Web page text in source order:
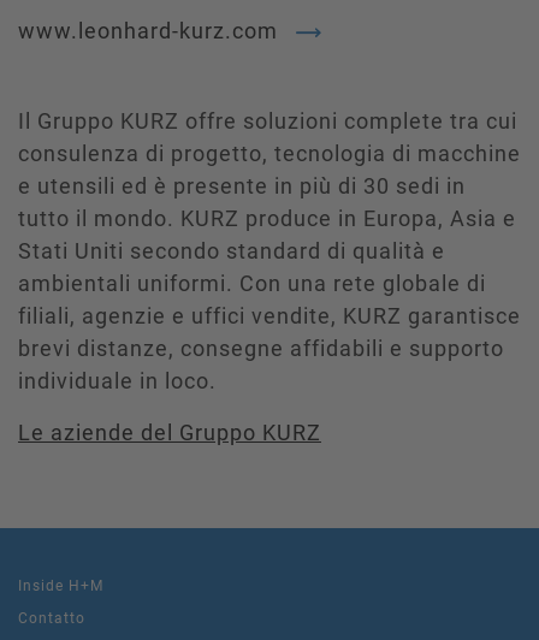
www.leonhard-kurz.com
Il Gruppo KURZ offre soluzioni complete tra cui
consulenza di progetto, tecnologia di macchine
e utensili ed è presente in più di 30 sedi in
tutto il mondo. KURZ produce in Europa, Asia e
Stati Uniti secondo standard di qualità e
ambientali uniformi. Con una rete globale di
filiali, agenzie e uffici vendite, KURZ garantisce
brevi distanze, consegne affidabili e supporto
individuale in loco.
Le aziende del Gruppo KURZ
Inside H+M
Contatto